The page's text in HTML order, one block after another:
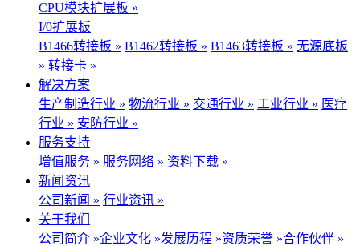
CPU模块扩展板 »
I/0扩展板
B1466转接板 » B1462转接板 » B1463转接板 » 无源底板
» 转接卡 »
解决方案
生产制造行业 » 物流行业 » 交通行业 » 工业行业 » 医疗
行业 » 安防行业 »
服务支持
增值服务 » 服务网络 » 资料下载 »
新闻资讯
公司新闻 » 行业资讯 »
关于我们
公司简介 »企业文化 »发展历程 »资质荣誉 »合作伙伴 »